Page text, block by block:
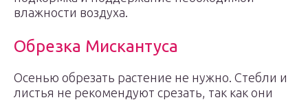
влажности воздуха.
Обрезка Мискантуса
Осенью обрезать растение не нужно. Стебли и
листья не рекомендуют срезать, так как они